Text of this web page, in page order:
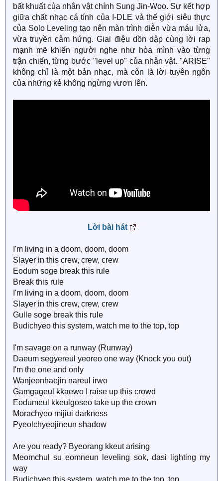
bất khuất của nhân vật chính Sung Jin-Woo. Sự kết hợp
giữa chất nhạc cá tính của I-DLE và thế giới siêu thực
của Solo Leveling tạo nên màn trình diễn vừa máu lửa,
vừa truyền cảm hứng. Giai điệu dồn dập cùng lời rap
mạnh mẽ khiến người nghe như hòa mình vào từng
trận chiến, từng bước "level up" của nhân vật. "ARISE"
không chỉ là một bản nhạc, mà còn là lời tuyên ngôn
của những kẻ không ngừng vươn lên.
Lời bài hát
I'm living in a doom, doom, doom
Slayer in this crew, crew, crew
Eodum soge break this rule
Break this rule
I'm living in a doom, doom, doom
Slayer in this crew, crew, crew
Gulle soge break this rule
Budichyeo this system, watch me to the top, top
I'm savage on a runway (Runway)
Daeum segyereul yeoreo one way (Knock you out)
I'm the one and only
Wanjeonhaejin nareul irwo
Gamgageul kkaewo I raise up this crowd
Eodumeul kkeulgoseo take up the crown
Morachyeo mijiui darkness
Pyeolchyeojineun shadow
Are you ready? Byeorang kkeut arising
Meomchul su eomneun leveling sok, dasi lighting my
way
Budichyeo this system, watch me to the top, top